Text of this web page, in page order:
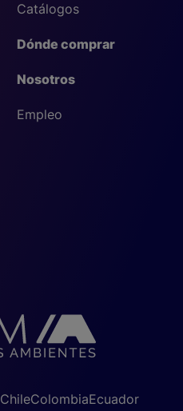
Catálogos
Dónde comprar
Nosotros
Empleo
ChileColombiaEcuador